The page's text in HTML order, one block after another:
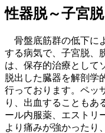
性器脱～子宮
骨盤底筋群の低下に
する病気で、子宮脱、
は、保存的治療として
脱出した臓器を解剖学
行っております。ペッ
り、出血することもあ
ール内服薬、エストリ
より痛みが強かったり